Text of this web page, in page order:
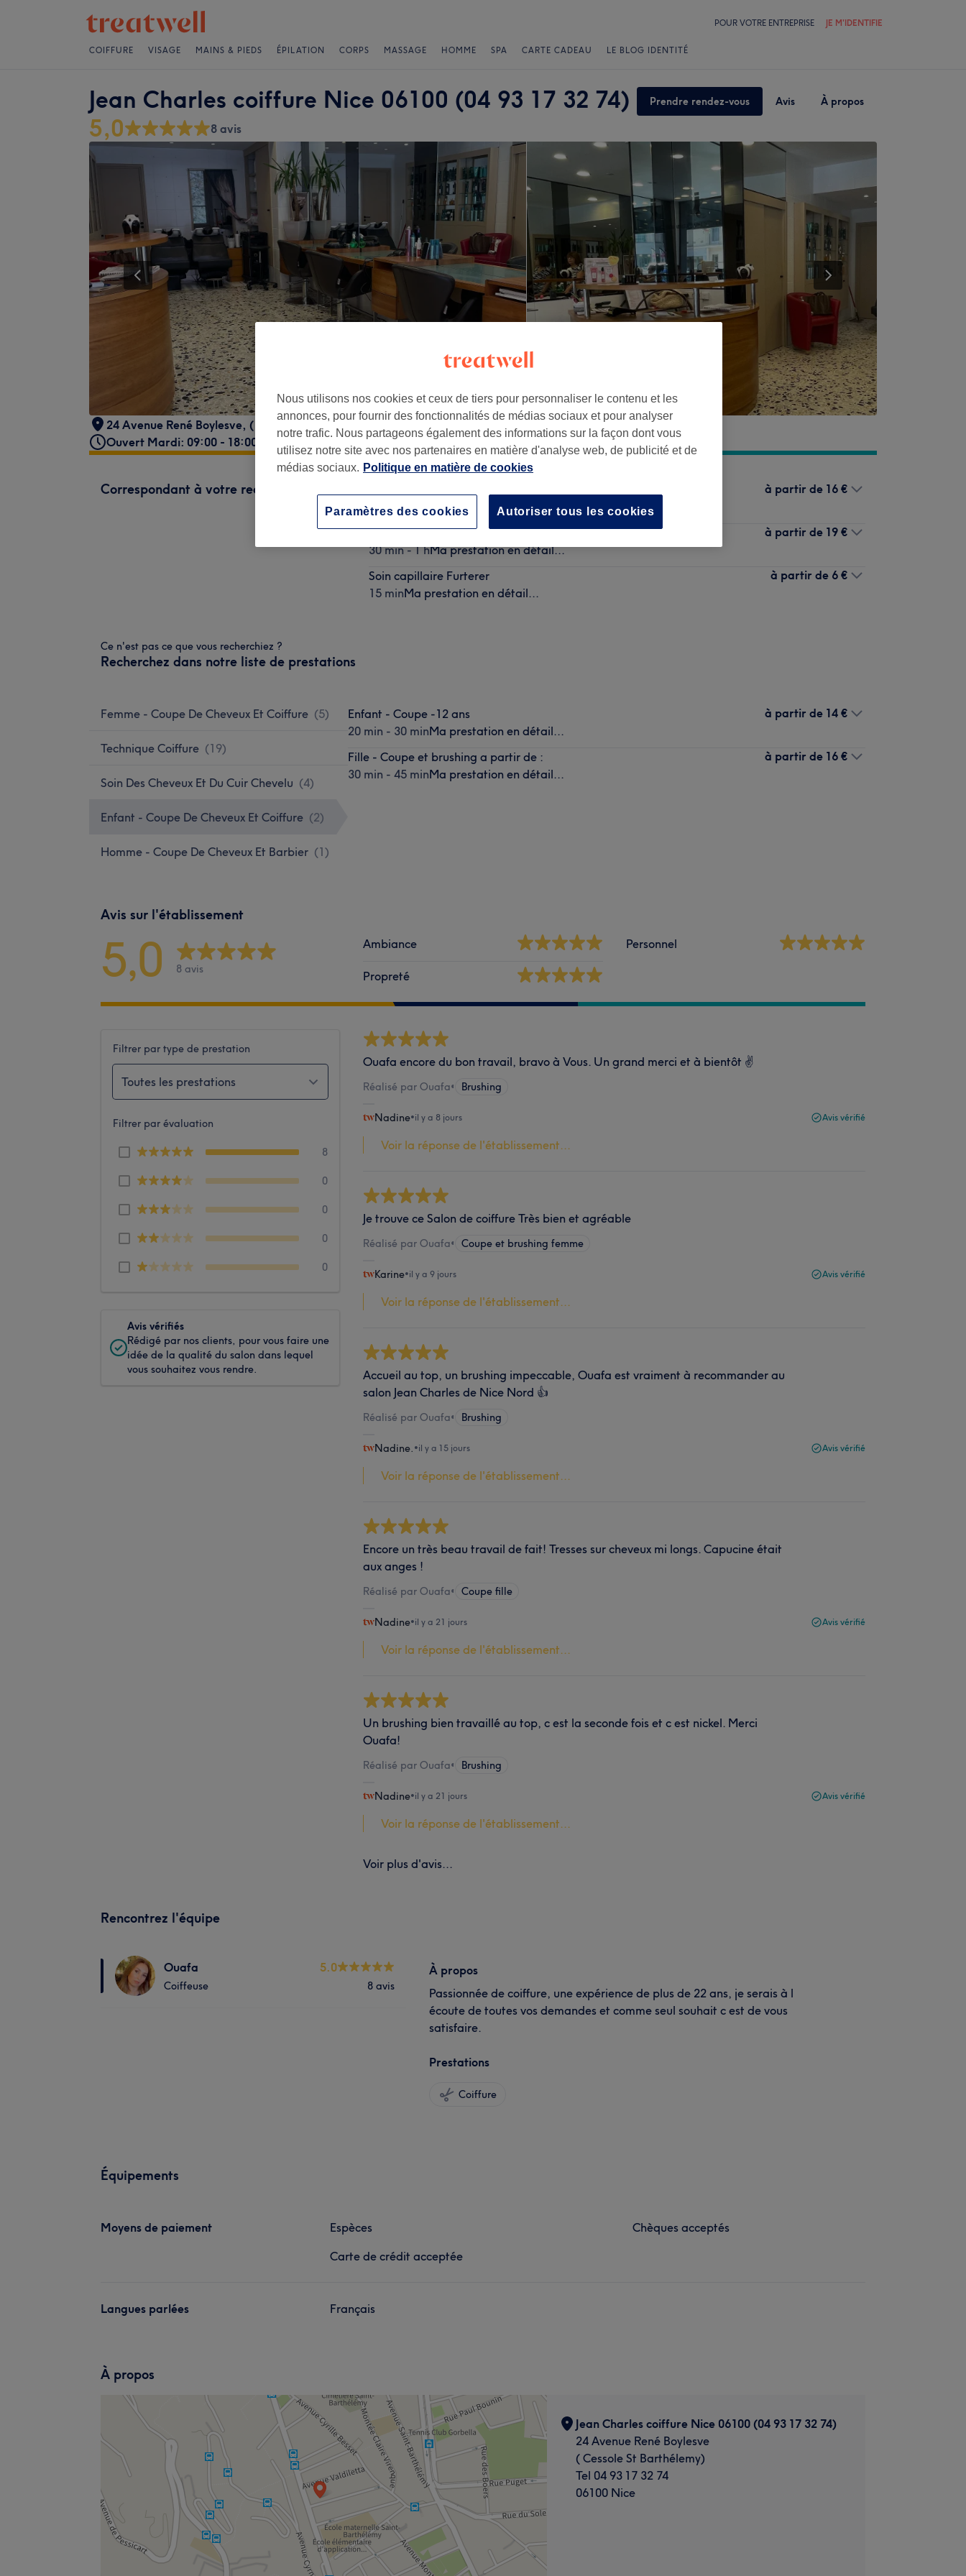
POUR VOTRE ENTREPRISE JE M'IDENTIFIE
COIFFURE VISAGE MAINS & PIEDS ÉPILATION CORPS MASSAGE HOMME SPA CARTE CADEAU LE BLOG IDENTITÉ
Jean Charles coiffure Nice 06100 (04 93 17 32 74) Prendre rendez-vous Avis À propos
5,0 8 avis
24 Avenue René Boylesve, ( Cessole St Barthélemy), Tel 04 93 17 32 74, Nice, 06100
Ouvert Mardi: 09:00 - 18:00
Correspondant à votre recherche
30 min - 45 minMa prestation en détail...
à partir de 16 €
Shampoing et brushing
30 min - 1 hMa prestation en détail...
à partir de 19 €
Soin capillaire Furterer
15 minMa prestation en détail...
à partir de 6 €
Ce n'est pas ce que vous recherchiez ?
Recherchez dans notre liste de prestations
Femme - Coupe De Cheveux Et Coiffure (5)
Technique Coiffure (19)
Soin Des Cheveux Et Du Cuir Chevelu (4)
Enfant - Coupe De Cheveux Et Coiffure (2)
Homme - Coupe De Cheveux Et Barbier (1)
Enfant - Coupe -12 ans
20 min - 30 minMa prestation en détail...
à partir de 14 €
Fille - Coupe et brushing a partir de :
30 min - 45 minMa prestation en détail...
à partir de 16 €
Avis sur l'établissement
5,0 8 avis
Ambiance
Propreté
Personnel
Filtrer par type de prestation
Toutes les prestations
Filtrer par évaluation
8
0
0
0
0
Avis vérifiés
Rédigé par nos clients, pour vous faire une
idée de la qualité du salon dans lequel
vous souhaitez vous rendre.
Ouafa encore du bon travail, bravo à Vous. Un grand merci et à bientôt ✌️
Réalisé par Ouafa• Brushing
Nadine•il y a 8 jours Avis vérifié
Voir la réponse de l'établissement...
Je trouve ce Salon de coiffure Très bien et agréable
Réalisé par Ouafa• Coupe et brushing femme
Karine•il y a 9 jours Avis vérifié
Voir la réponse de l'établissement...
Accueil au top, un brushing impeccable, Ouafa est vraiment à recommander au
salon Jean Charles de Nice Nord 👍
Réalisé par Ouafa• Brushing
Nadine. •il y a 15 jours Avis vérifié
Voir la réponse de l'établissement...
Encore un très beau travail de fait! Tresses sur cheveux mi longs. Capucine était
aux anges !
Réalisé par Ouafa• Coupe fille
Nadine•il y a 21 jours Avis vérifié
Voir la réponse de l'établissement...
Un brushing bien travaillé au top, c est la seconde fois et c est nickel. Merci
Ouafa!
Réalisé par Ouafa• Brushing
Nadine•il y a 21 jours Avis vérifié
Voir la réponse de l'établissement...
Voir plus d'avis...
Rencontrez l'équipe
Ouafa
Coiffeuse
5.0
8 avis
À propos
Passionnée de coiffure, une expérience de plus de 22 ans, je serais à l
écoute de toutes vos demandes et comme seul souhait c est de vous
satisfaire.
Prestations
Coiffure
Équipements
Moyens de paiement
Espèces
Carte de crédit acceptée
Chèques acceptés
Langues parlées Français
À propos
Jean Charles coiffure Nice 06100 (04 93 17 32 74)
24 Avenue René Boylesve
( Cessole St Barthélemy)
Tel 04 93 17 32 74
06100 Nice
Nous utilisons nos cookies et ceux de tiers pour personnaliser le contenu et les
annonces, pour fournir des fonctionnalités de médias sociaux et pour analyser
notre trafic. Nous partageons également des informations sur la façon dont vous
utilisez notre site avec nos partenaires en matière d'analyse web, de publicité et de
médias sociaux. Politique en matière de cookies
Autoriser tous les cookies
Paramètres des cookies